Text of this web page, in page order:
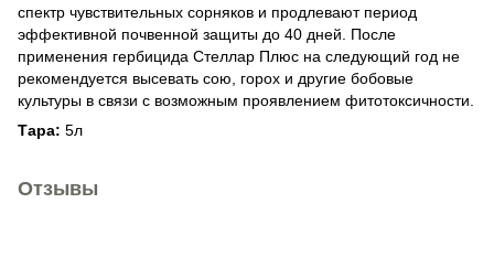
спектр чувствительных сорняков и продлевают период
эффективной почвенной защиты до 40 дней. После
применения гербицида Стеллар Плюс на следующий год не
рекомендуется высевать сою, горох и другие бобовые
культуры в связи с возможным проявлением фитотоксичности.
Тара: 5л
Отзывы